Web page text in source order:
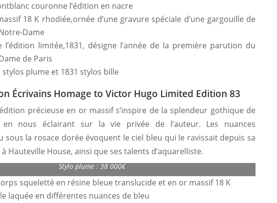
couronne l’édition en nacre
18 K rhodiée,ornée d’une gravure spéciale d’une gargouille de
Dame
l’édition limitée,1831, désigne l’année de la première parution du
de Paris
stylos plume et 1831 stylos bille
Écrivains Homage to Victor Hugo Limited Edition 83
précieuse en or massif s’inspire de la splendeur gothique de
en nous éclairant sur la vie privée de l’auteur. Les nuances
sous la rosace dorée évoquent le ciel bleu qui le ravissait depuis sa
Hauteville House, ainsi que ses talents d’aquarelliste.
Édition Écrivains Homage to Victor Hugo Limited Edition 83
Stylo plume : 38 000€
squeletté en résine bleue translucide et en or massif 18 K
laquée en différentes nuances de bleu